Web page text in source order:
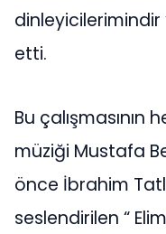
dinleyicilerimindir
etti.
Bu çalışmasının
müziği Mustafa
önce İbrahim
seslendirilen “